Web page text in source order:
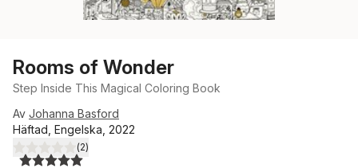
Rooms of Wonder
Step Inside This Magical Coloring Book
Av Johanna Basford
Häftad, Engelska, 2022
5,0utav 5 stjärnor. Totalt antal röster:
(2)